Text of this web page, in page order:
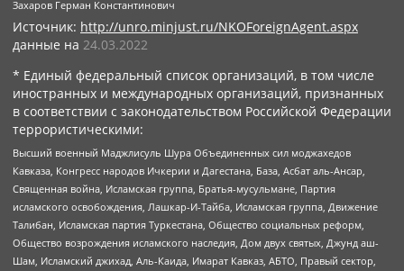
Захаров Герман Константинович
Источник: http://unro.minjust.ru/NKOForeignAgent.aspx
данные на 24.03.2022
* Единый федеральный список организаций, в том числе
иностранных и международных организаций, признанных
в соответствии с законодательством Российской Федерации
террористическими:
Высший военный Маджлисуль Шура Объединенных сил моджахедов
Кавказа, Конгресс народов Ичкерии и Дагестана, База, Асбат аль-Ансар,
Священная война, Исламская группа, Братья-мусульмане, Партия
исламского освобождения, Лашкар-И-Тайба, Исламская группа, Движение
Талибан, Исламская партия Туркестана, Общество социальных реформ,
Общество возрождения исламского наследия, Дом двух святых, Джунд аш-
Шам, Исламский джихад, Аль-Каида, Имарат Кавказ, АБТО, Правый сектор,